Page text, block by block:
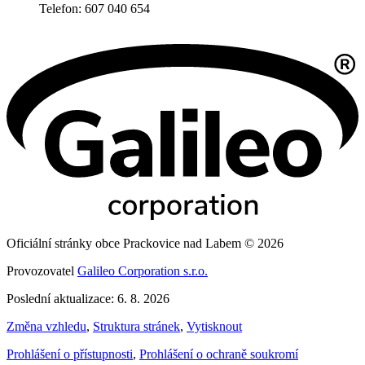
Telefon: 607 040 654
Oficiální stránky obce Prackovice nad Labem © 2026
Provozovatel Galileo Corporation s.r.o.
Poslední aktualizace: 6. 8. 2026
Změna vzhledu, Struktura stránek, Vytisknout
Prohlášení o přístupnosti, Prohlášení o ochraně soukromí